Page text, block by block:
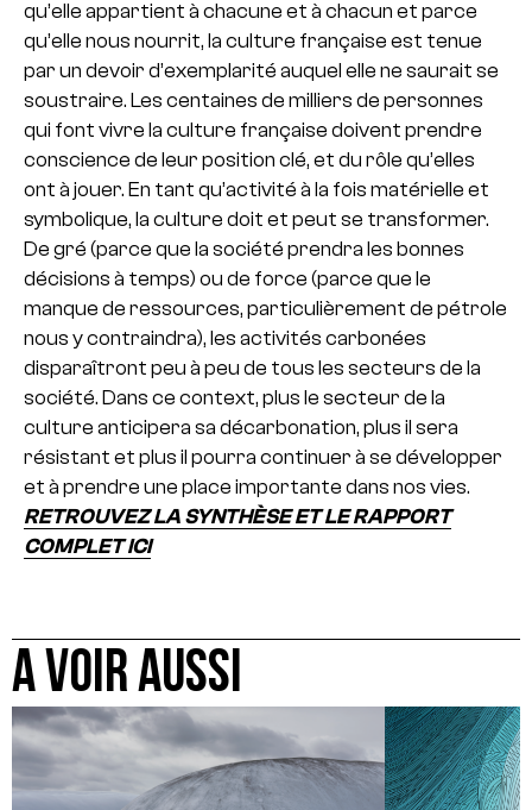
qu’elle appartient à chacune et à chacun et parce
qu’elle nous nourrit, la culture française est tenue
par un devoir d’exemplarité auquel elle ne saurait se
soustraire. Les centaines de milliers de personnes
qui font vivre la culture française doivent prendre
conscience de leur position clé, et du rôle qu’elles
ont à jouer. En tant qu’activité à la fois matérielle et
symbolique, la culture doit et peut se transformer.
De gré (parce que la société prendra les bonnes
décisions à temps) ou de force (parce que le
manque de ressources, particulièrement de pétrole
nous y contraindra), les activités carbonées
disparaîtront peu à peu de tous les secteurs de la
société. Dans ce context, plus le secteur de la
culture anticipera sa décarbonation, plus il sera
résistant et plus il pourra continuer à se développer
et à prendre une place importante dans nos vies.
RETROUVEZ LA SYNTHÈSE ET LE RAPPORT
COMPLET ICI
A VOIR AUSSI